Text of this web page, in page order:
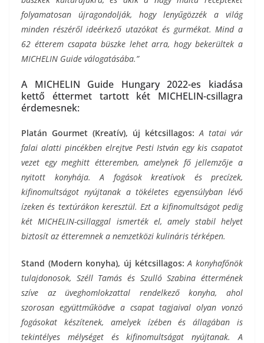
folyamatosan újragondolják, hogy lenyűgözzék a világ
minden részéről ideérkező utazókat és gurmékat. Mind a
62 étterem csapata büszke lehet arra, hogy bekerültek a
MICHELIN Guide válogatásába.”
A MICHELIN Guide Hungary 2022-es kiadása
kettő éttermet tartott két MICHELIN-csillagra
érdemesnek:
Platán Gourmet (Kreatív), új kétcsillagos:A tatai vár
falai alatti pincékben elrejtve Pesti István egy kis csapatot
vezet egy meghitt étteremben, amelynek fő jellemzője a
nyitott konyhája. A fogások kreatívok és precízek,
kifinomultságot nyújtanak a tökéletes egyensúlyban lévő
ízeken és textúrákon keresztül.Ezt a kifinomultságot pedig
két MICHELIN-csillaggal ismerték el, amely stabil helyet
biztosít az étteremnek a nemzetközi kulináris térképen.
Stand (Modern konyha), új kétcsillagos:A konyhafőnök
tulajdonosok, Széll Tamás és Szulló Szabina éttermének
szíve az üveghomlokzattal rendelkező konyha, ahol
szorosan együttműködve a csapat tagjaival olyan vonzó
fogásokat készítenek, amelyek ízében és állagában is
tekintélyes mélységet és kifinomultságat nyújtanak. A